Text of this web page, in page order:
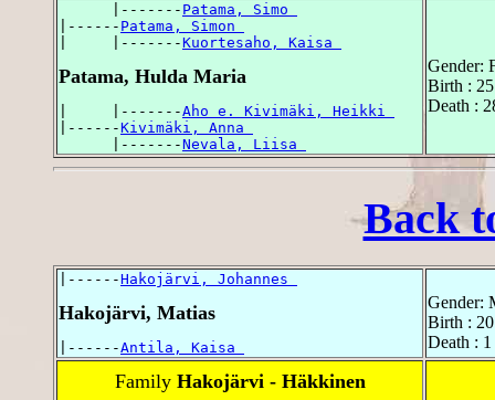
      |-------
Patama, Simo
|------ Patama, Simon
|     |-------Kuortesaho, Kaisa
Patama, Hulda Maria
|     |-------Aho e. Kivimäki, Heikki
|------Kivimäki, Anna
      |-------
Nevala, Liisa
Gender:
Birth :
Death :
Back
|------Hakojärvi, Johannes
Hakojärvi, Matias
|------Antila, Kaisa
Gender:
Birth :
Death :
Family Hakojärvi - Häkkinen